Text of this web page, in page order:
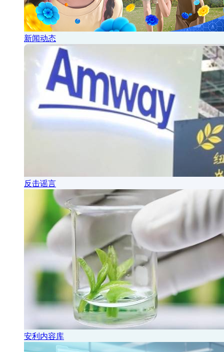
新闻动态
反击谣言
安利内容库